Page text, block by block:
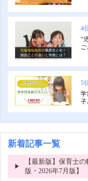
4
“
5
学
子
新着記事一覧
【最新版】保育士
版・2026年7月版】